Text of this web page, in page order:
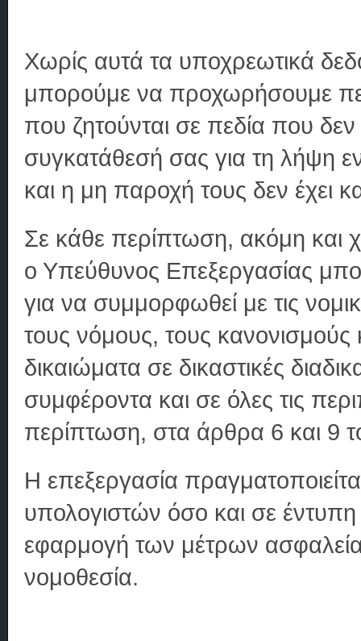
Χωρίς αυτά τα υποχρεωτικά
μπορούμε να προχωρήσουμε
που ζητούνται σε πεδία που
συγκατάθεσή σας για τη λήψη
και η μη παροχή τους δεν έχει
Σε κάθε περίπτωση, ακόμη και
ο Υπεύθυνος Επεξεργασίας
για να συμμορφωθεί με τις
τους νόμους, τους κανονισμούς
δικαιώματα σε δικαστικές
συμφέροντα και σε όλες τις
περίπτωση, στα άρθρα 6 και 9
Η επεξεργασία
υπολογιστών όσο και σε
εφαρμογή των μέτρων
νομοθεσία.